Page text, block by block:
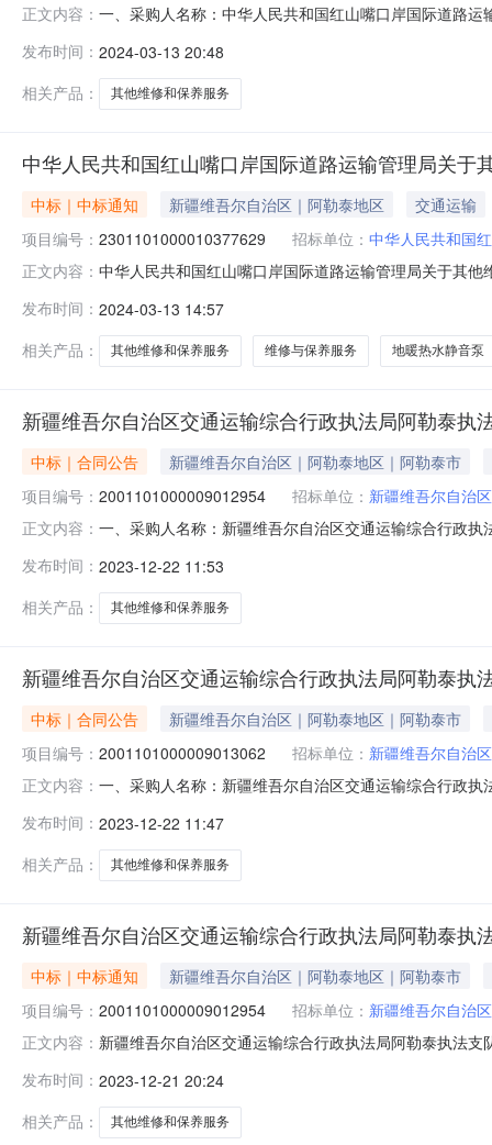
正文内容： 一、采购人名称：中华人民共和国红山嘴口岸国际道路
保养服务详见附件批次1.016801680服务要求或标的基
发布时间： 2024-03-13 20:48
相关产品：
其他维修和保养服务
中华人民共和国红山嘴口岸国际道路运输管理局关
中标｜中标通知 新疆维吾尔自治区｜阿勒泰地区
交通运输
项目编号： 2301101000010377629 招标单位： 中华人民共和国
正文内容： 中华人民共和国红山嘴口岸国际道路运输管理局关于其
系电话:/采购计划文号:采购计划金额（元）:项目所在行
发布时间： 2024-03-13 14:57
相关产品：
其他维修和保养服务 维修与保养服务 地暖热水静音泵
新疆维吾尔自治区交通运输综合行政执法局阿勒泰执
中标｜合同公告
新疆维吾尔自治区｜阿勒泰地区｜阿勒泰市
项目编号： 2001101000009012954 招标单位： 新疆维吾尔自治
正文内容： 一、采购人名称：新疆维吾尔自治区交通运输综合行政
(元)总价(元)1其他维修和保养服务详见附件批次
发布时间： 2023-12-22 11:53
相关产品：
其他维修和保养服务
新疆维吾尔自治区交通运输综合行政执法局阿勒泰执
中标｜合同公告
新疆维吾尔自治区｜阿勒泰地区｜阿勒泰市
项目编号： 2001101000009013062 招标单位： 新疆维吾尔自治
正文内容： 一、采购人名称：新疆维吾尔自治区交通运输综合行政
(元)总价(元)1其他维修和保养服务详见附件批次
发布时间： 2023-12-22 11:47
相关产品：
其他维修和保养服务
新疆维吾尔自治区交通运输综合行政执法局阿勒泰
中标｜中标通知
新疆维吾尔自治区｜阿勒泰地区｜阿勒泰市
项目编号： 2001101000009012954 招标单位： 新疆维吾尔自治
正文内容： 新疆维吾尔自治区交通运输综合行政执法局阿勒泰执法
目联系人:阿依沙拉·达吾列提汗项目联系电话
发布时间： 2023-12-21 20:24
相关产品：
其他维修和保养服务